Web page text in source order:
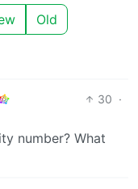
Old
30 ·
number? What